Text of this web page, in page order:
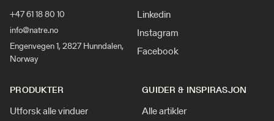
+47 61 18 80 10
info@natre.no
Engenvegen 1, 2827 Hunndalen,
Norway
Linkedin
Instagram
Facebook
PRODUKTER
Utforsk alle vinduer
GUIDER & INSPIRASJON
Alle artikler